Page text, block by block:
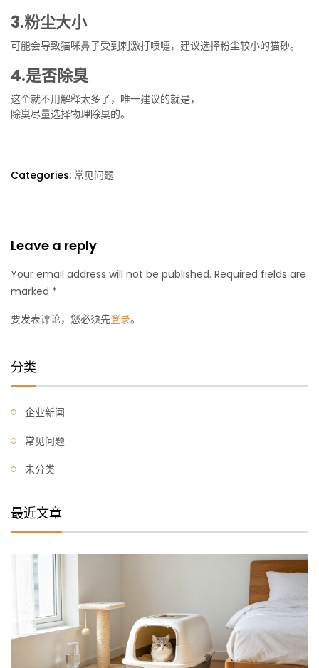
3.粉尘大小
可能会导致猫咪鼻子受到刺激打喷嚏，建议选择粉尘较小的猫砂。
4.是否除臭
这个就不用解释太多了，唯一建议的就是，
除臭尽量选择物理除臭的。
Categories: 常见问题
Leave a reply
Your email address will not be published. Required fields are
marked *
要发表评论，您必须先登录。
分类
企业新闻
常见问题
未分类
最近文章